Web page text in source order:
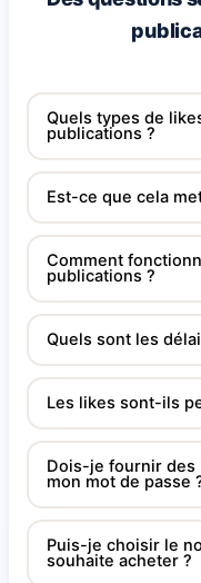
Quels types de
publications ?
Est-ce que cela
Comment
publications ?
Quels sont les
Les likes sont-ils
Dois-je fournir des
mon mot de passe
Puis-je choisir le
souhaite acheter ?